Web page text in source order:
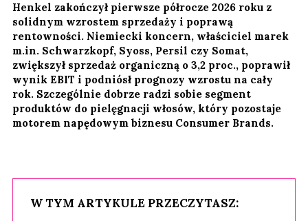
Henkel zakończył pierwsze półrocze 2026 roku z
solidnym wzrostem sprzedaży i poprawą
rentowności. Niemiecki koncern, właściciel marek
m.in. Schwarzkopf, Syoss, Persil czy Somat,
zwiększył sprzedaż organiczną o 3,2 proc., poprawił
wynik EBIT i podniósł prognozy wzrostu na cały
rok. Szczególnie dobrze radzi sobie segment
produktów do pielęgnacji włosów, który pozostaje
motorem napędowym biznesu Consumer Brands.
W TYM ARTYKULE PRZECZYTASZ: